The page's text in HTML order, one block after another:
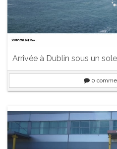
Arrivée à Dublin sous un
0